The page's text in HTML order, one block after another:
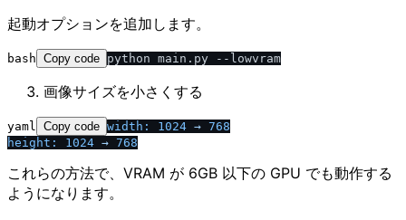
起動オプションを追加します。
bash Copy code
画像サイズを小さくする
yaml Copy code width: 1024 → 768
height:
1024 → 768
これらの方法で、VRAM が 6GB 以下の GPU でも動作する
ようになります。